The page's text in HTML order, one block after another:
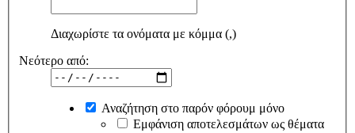
Διαχωρίστε τα ονόματα με κόμμα (,)
Νεότερο από:
Αναζήτηση στο παρόν φόρουμ μόνο
Εμφάνιση αποτελεσμάτων ως θέματα